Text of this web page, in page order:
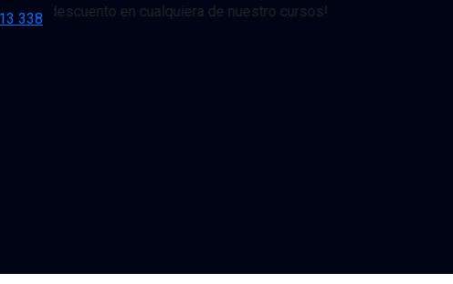
338
descuento en cualquiera de nuestro cursos!